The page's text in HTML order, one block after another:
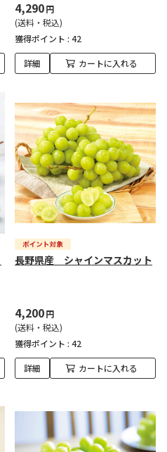
4,290円
(送料・税込)
獲得ポイント : 42
詳細 カートに入れる
長野県産 シャインマスカット
4,200円
(送料・税込)
獲得ポイント : 42
詳細 カートに入れる